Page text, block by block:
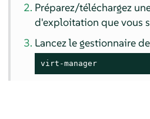
Préparez/téléchargez
d'exploitation que vous
Lancez le gestionnaire
virt-manager